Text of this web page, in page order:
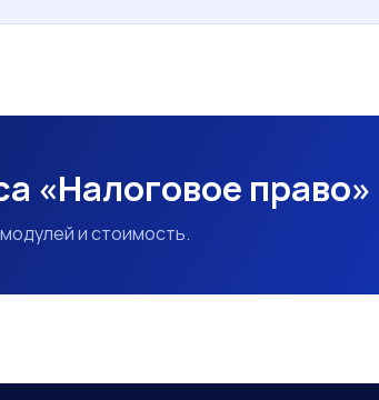
«Налоговое право»
и стоимость.